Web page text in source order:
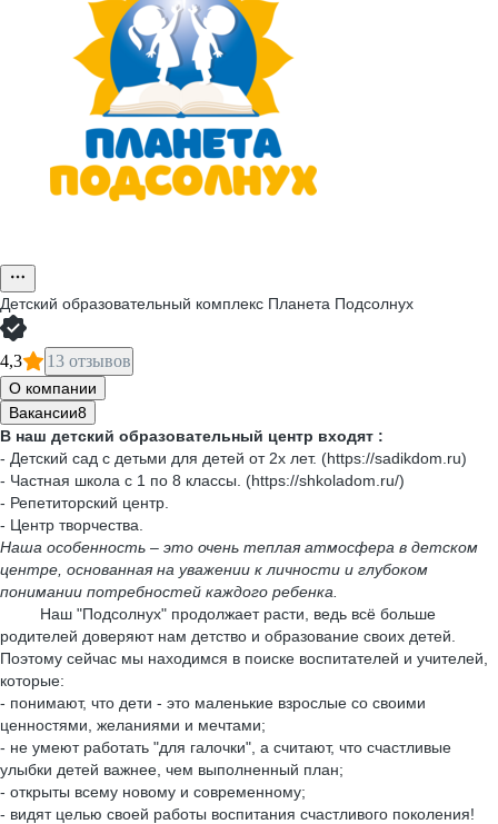
Детский образовательный комплекс Планета Подсолнух
4,3 13 отзывов
О компании
Вакансии8
В наш детский образовательный центр входят :
- Детский сад с детьми для детей от 2х лет. (https://sadikdom.ru)
- Частная школа с 1 по 8 классы. (https://shkoladom.ru/)
- Репетиторский центр.
- Центр творчества.
Наша особенность – это очень теплая атмосфера в детском
центре, основанная на уважении к личности и глубоком
понимании потребностей каждого ребенка.
Наш "Подсолнух" продолжает расти, ведь всё больше
родителей доверяют нам детство и образование своих детей.
Поэтому сейчас мы находимся в поиске воспитателей и учителей,
которые:
- понимают, что дети - это маленькие взрослые со своими
ценностями, желаниями и мечтами;
- не умеют работать "для галочки", а считают, что счастливые
улыбки детей важнее, чем выполненный план;
- открыты всему новому и современному;
- видят целью своей работы воспитания счастливого поколения!